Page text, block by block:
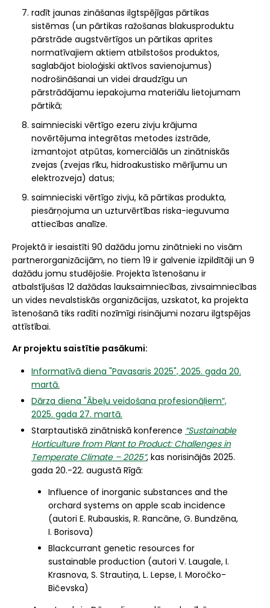
radīt jaunas zināšanas ilgtspējīgas pārtikas
sistēmas (un pārtikas ražošanas blakusproduktu
pārstrāde augstvērtīgos un pārtikas aprites
normatīvajiem aktiem atbilstošos produktos,
saglabājot bioloģiski aktīvos savienojumus)
nodrošināšanai un videi draudzīgu un
pārstrādājamu iepakojuma materiālu lietojumam
pārtikā;
saimnieciski vērtīgo ezeru zivju krājuma
novērtējuma integrētas metodes izstrāde,
izmantojot atpūtas, komerciālās un zinātniskās
zvejas (zvejas rīku, hidroakustisko mērījumu un
elektrozveja) datus;
saimnieciski vērtīgo zivju, kā pārtikas produkta,
piesārņojuma un uzturvērtības riska-ieguvuma
attiecības analīze.
Projektā ir iesaistīti 90 dažādu jomu zinātnieki no visām
partnerorganizācijām, no tiem 19 ir galvenie izpildītāji un 9
dažādu jomu studējošie. Projekta īstenošanu ir
atbalstījušas 12 dažādas lauksaimniecības, zivsaimniecības
un vides nevalstiskās organizācijas, uzskatot, ka projekta
īstenošanā tiks radīti nozīmīgi risinājumi nozaru ilgtspējas
attīstībai.
Ar projektu saistītie pasākumi:
Informatīvā diena "Pavasaris 2025", 2025. gada 20.
martā.
Dārza diena "Ābeļu veidošana profesionāļiem”,
2025. gada 27. martā.
Starptautiskā zinātniskā konference “Sustainable
Horticulture from Plant to Product: Challenges in
Temperate Climate – 2025”, kas norisinājās 2025.
gada 20.-22. augustā Rīgā:
Influence of inorganic substances and the
orchard systems on apple scab incidence
(autori E. Rubauskis, R. Rancāne, G. Bundzēna,
I. Borisova)
Blackcurrant genetic resources for
sustainable production (autori V. Laugale, I.
Krasnova, S. Strautiņa, L. Lepse, I. Moročko-
Bičevska)